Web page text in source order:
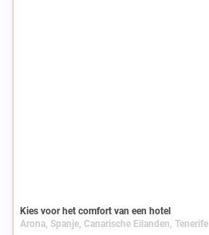
Kies voor het comfort van een hotel
Arona, Spanje, Canarische Eilanden, Tenerife